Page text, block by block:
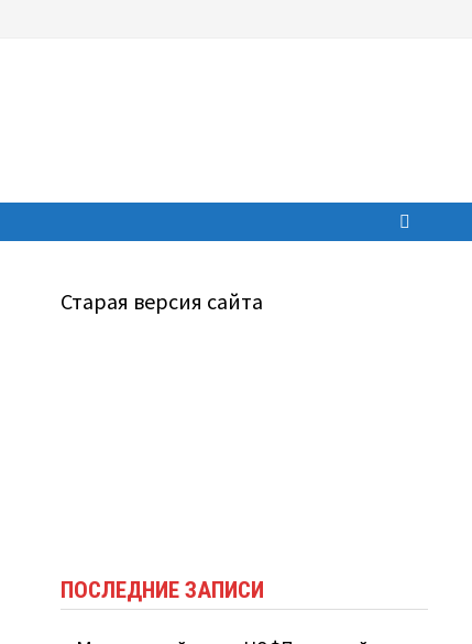
Старая версия сайта
ПОСЛЕДНИЕ ЗАПИСИ